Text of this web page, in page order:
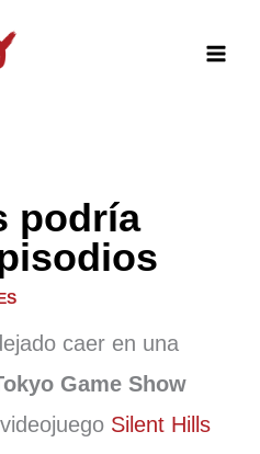
podría
caer en una
Game Show
Silent Hills